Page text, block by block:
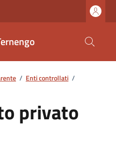
/ Enti controllati /
privato